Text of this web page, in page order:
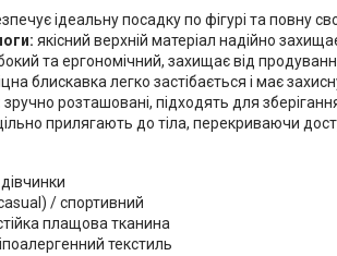
ідеальну посадку по фігурі та повну
якісний верхній матеріал надійно
та ергономічний, захищає від
блискавка легко застібається і має
зручно розташовані, підходять для
прилягають до тіла, перекриваючи
/ спортивний
плащова тканина
текстиль